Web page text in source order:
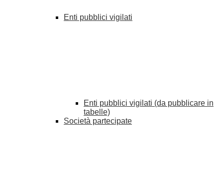
Enti pubblici vigilati
Enti pubblici vigilati (da pubblicare in
tabelle)
Società partecipate